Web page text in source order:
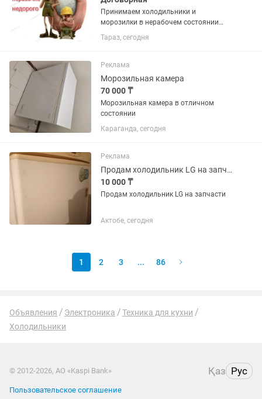
Принимаем холодильники и
морозилки в нерабочем состоянии
недорого. Фотки для оценки можно
присылать . Поможем вынести старую
Тараз, сегодня
Реклама
Морозильная камера
70 000 ₸
Морозильная камера в отличном
состоянии
Караганда, сегодня
Реклама
Продам холодильник LG на запчасти
10 000 ₸
Продам холодильник LG на запчасти
Актобе, сегодня
1 2 3 ... 86
Объявления Электроника
Техника для кухни
Холодильники
© 2012-2026, АО «Kaspi Bank» Қаз Рус
Пользовательское соглашение